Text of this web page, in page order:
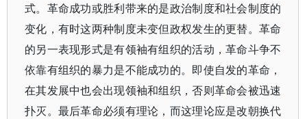
式。革命成功或胜利带来的是政治制度和社会制度的
变化，有时这两种制度未变但政权发生的更替。革命
的另一表现形式是有领袖有组织的活动，革命斗争不
依靠有组织的暴力是不能成功的。即使自发的革命，
在其发展中也会出现领袖和组织，否则革命会被迅速
扑灭。最后革命必须有理论，而这理论应是改朝换代